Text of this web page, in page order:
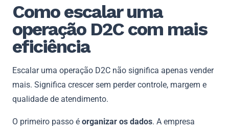
Como escalar uma
operação D2C com mais
eficiência
Escalar uma operação D2C não significa apenas vender
mais. Significa crescer sem perder controle, margem e
qualidade de atendimento.
O primeiro passo é organizar os dados. A empresa